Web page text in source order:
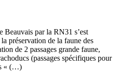
Beauvais par la RN31 s’est
préservation de la faune des
de 2 passages grande faune,
(passages spécifiques pour
« (…)